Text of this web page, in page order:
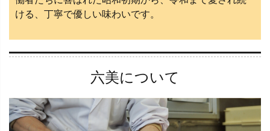
ける、丁寧で優しい味わいです。
六美について